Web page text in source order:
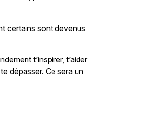
certains sont devenus
t’inspirer, t’aider
dépasser. Ce sera un